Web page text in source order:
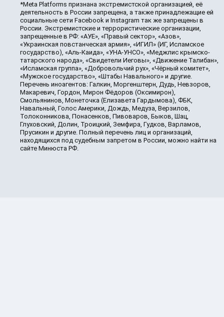
*Meta Platforms признана экстремистской организацией, её
деятельность в России запрещена, а также принадлежащие ей
социальные сети Facebook и Instagram так же запрещены в
России. Экстремистские и террористические организации,
запрещенные в РФ: «АУЕ», «Правый сектор», «Азов»,
«Украинская повстанческая армия», «ИГИЛ» (ИГ, Исламское
государство), «Аль-Каида», «УНА-УНСО», «Меджлис крымско-
татарского народа», «Свидетели Иеговы», «Движение Талибан»,
«Исламская группа», «Добровольчий рух», «Чёрный комитет»,
«Мужское государство», «Штабы Навального» и другие.
Перечень иноагентов: Галкин, Моргенштерн, Дудь, Невзоров,
Макаревич, Гордон, Мирон Фёдоров (Оксимирон),
Смольянинов, Монеточка (Елизавета Гардымова), ФБК,
Навальный, Голос Америки, Дождь, Медуза, Верзилов,
Толоконникова, Понасенков, Пивоваров, Быков, Шац,
Глуховский, Долин, Троицкий, Земфира, Гудков, Варламов,
Прусикин и другие. Полный перечень лиц и организаций,
находящихся под судебным запретом в России, можно найти на
сайте Минюста РФ.